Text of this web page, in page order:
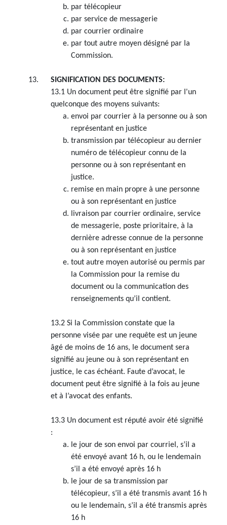
par télécopieur
par service de messagerie
par courrier ordinaire
par tout autre moyen désigné par la
Commission.
SIGNIFICATION DES DOCUMENTS:
13.1 Un document peut être signifié par l'un
quelconque des moyens suivants:
envoi par courrier à la personne ou à son
représentant en justice
transmission par télécopieur au dernier
numéro de télécopieur connu de la
personne ou à son représentant en
justice.
remise en main propre à une personne
ou à son représentant en justice
livraison par courrier ordinaire, service
de messagerie, poste prioritaire, à la
dernière adresse connue de la personne
ou à son représentant en justice
tout autre moyen autorisé ou permis par
la Commission pour la remise du
document ou la communication des
renseignements qu’il contient.
13.2 Si la Commission constate que la
personne visée par une requête est un jeune
âgé de moins de 16 ans, le document sera
signifié au jeune ou à son représentant en
justice, le cas échéant. Faute d’avocat, le
document peut être signifié à la fois au jeune
et à l’avocat des enfants.
13.3 Un document est réputé avoir été signifié
:
le jour de son envoi par courriel, s’il a
été envoyé avant 16 h, ou le lendemain
s’il a été envoyé après 16 h
le jour de sa transmission par
télécopieur, s’il a été transmis avant 16 h
ou le lendemain, s’il a été transmis après
16 h